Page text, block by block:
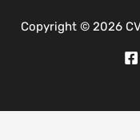
Copyright © 2026